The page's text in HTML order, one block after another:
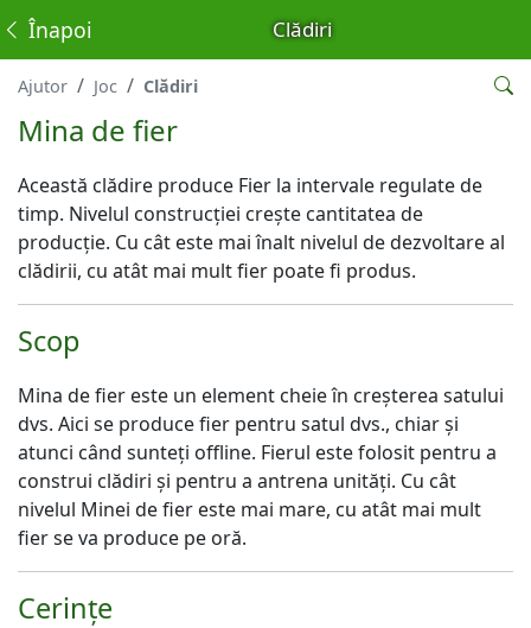
Clădiri
Înapoi
Ajutor Joc Clădiri
Mina de fier
Această clădire produce Fier la intervale regulate de
timp. Nivelul construcției crește cantitatea de
producție. Cu cât este mai înalt nivelul de dezvoltare al
clădirii, cu atât mai mult fier poate fi produs.
Scop
Mina de fier este un element cheie în creșterea satului
dvs. Aici se produce fier pentru satul dvs., chiar și
atunci când sunteți offline. Fierul este folosit pentru a
construi clădiri și pentru a antrena unități. Cu cât
nivelul Minei de fier este mai mare, cu atât mai mult
fier se va produce pe oră.
Cerințe